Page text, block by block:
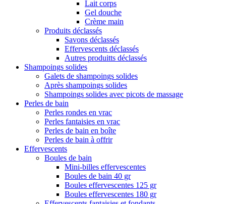
Lait corps
Gel douche
Crème main
Produits déclassés
Savons déclassés
Effervescents déclassés
Autres produitts déclassés
Shampoings solides
Galets de shampoings solides
Après shampoings solides
Shampoings solides avec picots de massage
Perles de bain
Perles rondes en vrac
Perles fantaisies en vrac
Perles de bain en boîte
Perles de bain à offrir
Effervescents
Boules de bain
Mini-billes effervescentes
Boules de bain 40 gr
Boules effervescentes 125 gr
Boules effervescentes 180 gr